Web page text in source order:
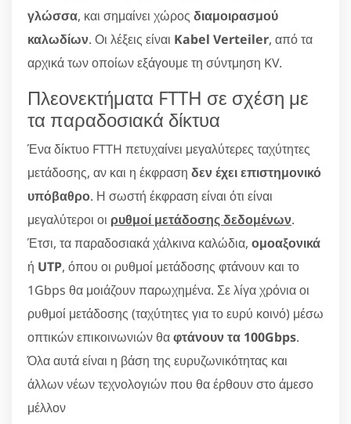
γλώσσα, και σημαίνει χώρος διαμοιρασμού
καλωδίων. Οι λέξεις είναι Kabel Verteiler, από τα
αρχικά των οποίων εξάγουμε τη σύντμηση KV.
Πλεονεκτήματα FTTH σε σχέση με
τα παραδοσιακά δίκτυα
Ένα δίκτυο FTTH πετυχαίνει μεγαλύτερες ταχύτητες
μετάδοσης, αν και η έκφραση δεν έχει επιστημονικό
υπόβαθρο. Η σωστή έκφραση είναι ότι είναι
μεγαλύτεροι οι ρυθμοί μετάδοσης δεδομένων.
Έτσι, τα παραδοσιακά χάλκινα καλώδια, ομοαξονικά
ή UTP, όπου οι ρυθμοί μετάδοσης φτάνουν και το
1Gbps θα μοιάζουν παρωχημένα. Σε λίγα χρόνια οι
ρυθμοί μετάδοσης (ταχύτητες για το ευρύ κοινό) μέσω
οπτικών επικοινωνιών θαφτάνουν τα 100Gbps.
Όλα αυτά είναι η βάση της ευρυζωνικότητας και
άλλων νέων τεχνολογιών που θα έρθουν στο άμεσο
μέλλον